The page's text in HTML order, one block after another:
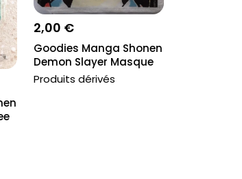
2,00 €
Goodies Manga Shonen
Demon Slayer Masque
Nezuko Co...
Produits dérivés